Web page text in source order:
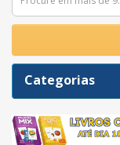
Categorias